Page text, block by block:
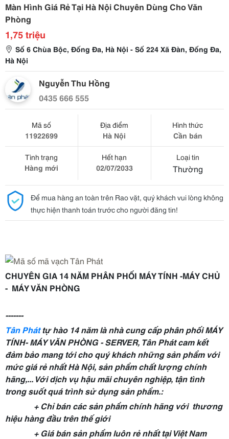
Màn Hình Giá Rẻ Tại Hà Nội Chuyên Dùng Cho Văn
Phòng
1,75 triệu
Số 6 Chùa Bộc, Đống Đa, Hà Nội - Số 224 Xã Đàn, Đống Đa,
Hà Nội
Nguyễn Thu Hồng
0435 666 555
Mã số
11922699
Địa điểm
Hà Nội
Hình thức
Cần bán
Tình trạng
Hàng mới
Hết hạn
02/07/2033
Loại tin
Thường
Để mua hàng an toàn trên Rao vặt, quý khách vui lòng không
thực hiện thanh toán trước cho người đăng tin!
CHUYÊN GIA 14 NĂM PHÂN PHỐI MÁY TÍNH -MÁY CHỦ
- MÁY VĂN PHÒNG
-------
Tân Pháttự hào 14 năm là nhà cung cấp phân phối MÁY
TÍNH- MÁY VĂN PHÒNG - SERVER, Tân Phát cam kết
đảm bảo mang tới cho quý khách những sản phẩm với
mức giá rẻ nhất Hà Nội, sản phẩm chất lượng chính
hãng,... Với dịch vụ hậu mãi chuyên nghiệp, tận tình
trong suốt quá trình sử dụng sản phẩm.:
+ Chỉ bán các sản phẩm chính hãng với thương
hiệu hàng đầu trên thế giới
+ Giá bán sản phẩm luôn rẻ nhất tại Việt Nam